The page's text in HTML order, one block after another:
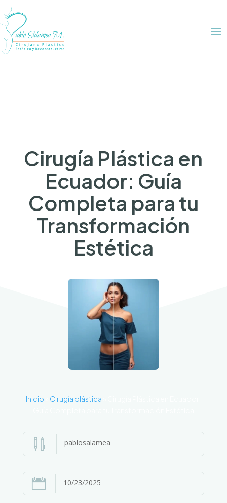
Cirugía Plástica en
Ecuador: Guía
Completa para tu
Transformación
Estética
Inicio Cirugía plástica
 pablosalamea
 10/23/2025